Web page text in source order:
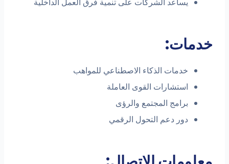
خدمات:
خدمات الذكاء الاصطناعي للمواهب
استشارات القوى العاملة
برامج المجتمع والرؤى
دور دعم التحول الرقمي